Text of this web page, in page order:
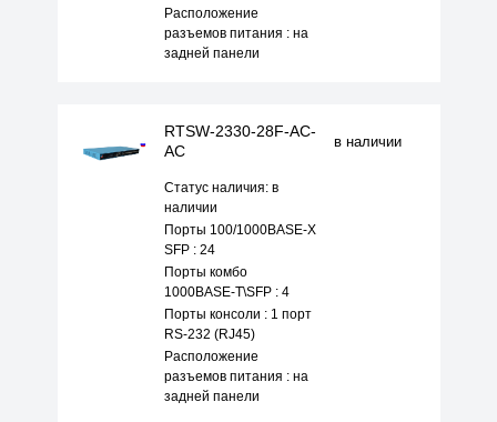
Расположение
разъемов питания : на
задней панели
RTSW-2330-28F-AC-
AC
Статус наличия: в
наличии
Порты 100/1000BASE-X
SFP : 24
Порты комбо
1000BASE-T\SFP : 4
Порты консоли : 1 порт
RS-232 (RJ45)
Расположение
разъемов питания : на
задней панели
в наличии